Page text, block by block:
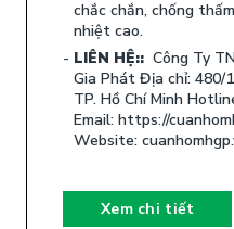
chắc chắn, chống
nhiệt cao.
LIÊN HỆ:: Công Ty
Gia Phát Địa chỉ: 480/
TP. Hồ Chí Minh
Email: https://
Website:
Xem chi tiết